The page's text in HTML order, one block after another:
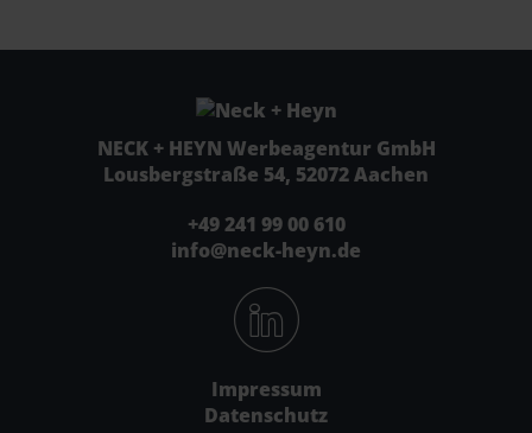
NECK + HEYN Werbeagentur GmbH
Lousbergstraße 54, 52072 Aachen
+49 241 99 00 610
info@neck-heyn.de
Impressum
Datenschutz